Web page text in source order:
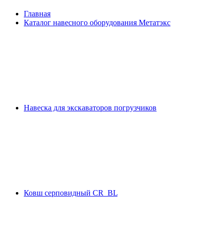
Главная
Каталог навесного оборудования Метатэкс
Навеска для экскаваторов погрузчиков
Ковш серповидный CR_BL